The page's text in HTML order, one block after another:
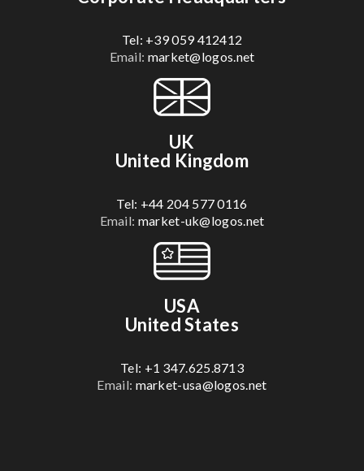
Tel: +39 059 412412
Email: market@logos.net
UK
United Kingdom
Tel: +44 204 577 0116
Email: market-uk@logos.net
USA
United States
Tel: +1 347.625.8713
Email: market-usa@logos.net